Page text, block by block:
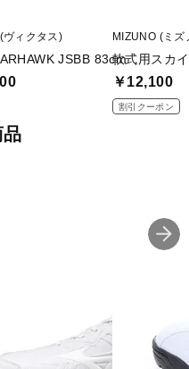
ヴィクタス)
JSBB 83cm
MIZUNO (ミズ
軟式用スカ
￥12,100
割引クーポン
品